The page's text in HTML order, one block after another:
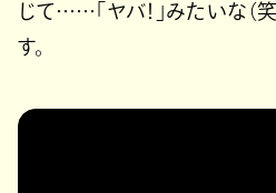
じて……「ヤバ！」みたいな（
す。